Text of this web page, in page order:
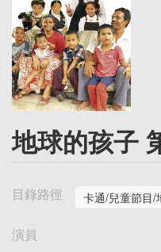
地球的孩子
目錄路徑 卡通/兒童節目/
演員